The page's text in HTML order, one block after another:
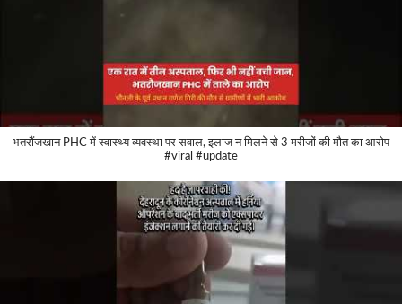
भतरौंजखान PHC में स्वास्थ्य व्यवस्था पर सवाल, इलाज न मिलने से 3 मरीजों की मौत का आरोप
#viral #update